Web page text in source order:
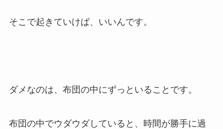
そこで起きていけば、いいんです。
ダメなのは、布団の中にずっといることです。
布団の中でウダウダしていると、時間が勝手に過